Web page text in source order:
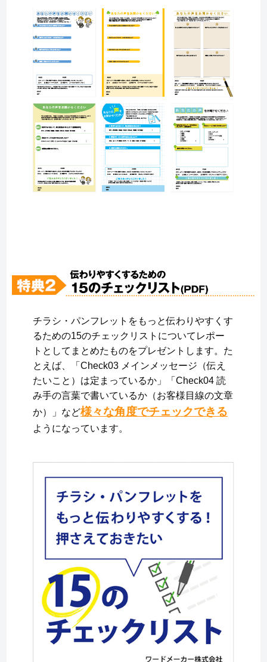
チラシ・パンフレットをもっと伝わりやすくす
るための15のチェックリストについてレポー
トとしてまとめたものをプレゼントします。た
とえば、「Check03 メインメッセージ（伝え
たいこと）は定まっているか」「Check04 読
み手の言葉で書いているか（お客様目線の文章
か）」など様々な角度でチェックできる
ようになっています。